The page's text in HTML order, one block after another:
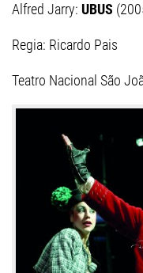
Alfred Jarry: UBUS
Regia: Ricardo Pais
Teatro Nacional São